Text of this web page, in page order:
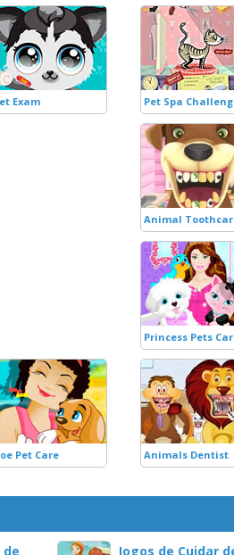
Exam Pet Spa
Animal
Princess Pets
Pet Care Animals Dentist
de
Jogos de Cuidar